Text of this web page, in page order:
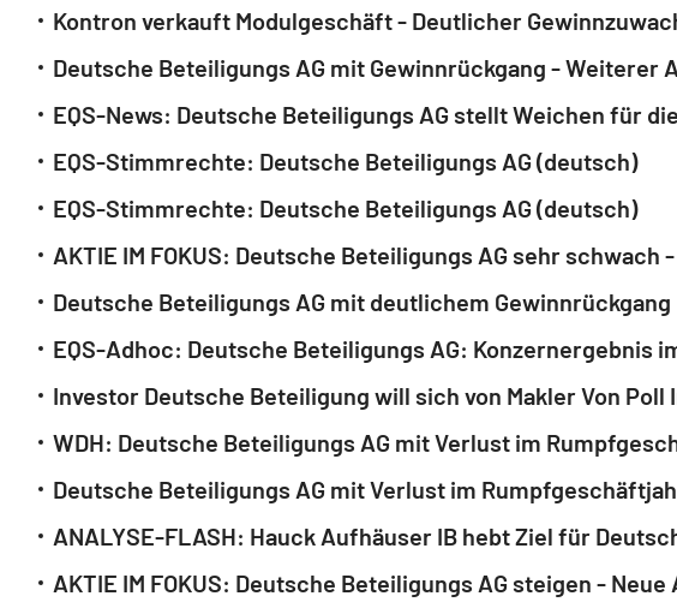
Kontron verkauft Modulgeschäft - Deutlicher
Deutsche Beteiligungs AG mit Gewinnrückgang - Weiterer
EQS-News: Deutsche Beteiligungs AG stellt Weichen für
EQS-Stimmrechte: Deutsche Beteiligungs AG (deutsch)
EQS-Stimmrechte: Deutsche Beteiligungs AG (deutsch)
AKTIE IM FOKUS: Deutsche Beteiligungs AG sehr schwach
Deutsche Beteiligungs AG mit deutlichem Gewinnrückgang
Investor Deutsche Beteiligung will sich von Makler Von
WDH: Deutsche Beteiligungs AG mit Verlust im
Deutsche Beteiligungs AG mit Verlust im
ANALYSE-FLASH: Hauck Aufhäuser IB hebt Ziel für
AKTIE IM FOKUS: Deutsche Beteiligungs AG steigen -